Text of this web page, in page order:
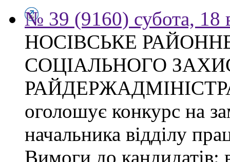
№ 39 (9160) субота, 18
НОСІВСЬКЕ
СОЦІАЛЬНОГО
оголошує конкурс на
начальника відділу
Вимоги до